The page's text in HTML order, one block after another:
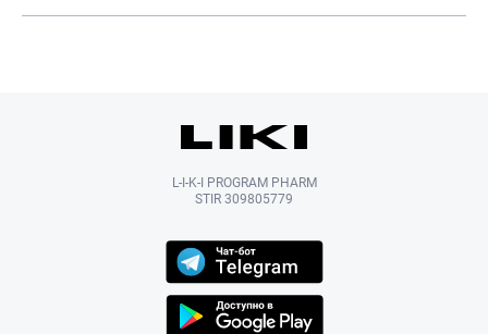
L-I-K-I PROGRAM PHARM
STIR 309805779